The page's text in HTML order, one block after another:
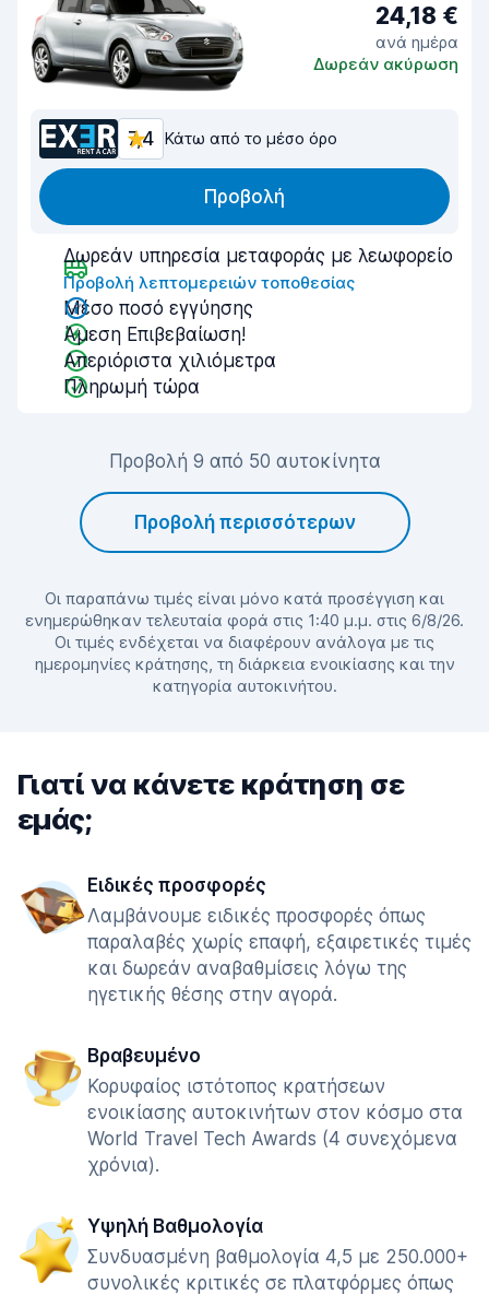
24,18 €
ανά ημέρα
Δωρεάν ακύρωση
7,4 Κάτω από το μέσο όρο
Προβολή
Δωρεάν υπηρεσία μεταφοράς με λεωφορείο
Προβολή λεπτομερειών τοποθεσίας
Μέσο ποσό εγγύησης
Άμεση Επιβεβαίωση!
Απεριόριστα χιλιόμετρα
Πληρωμή τώρα
Προβολή 9 από 50 αυτοκίνητα
Προβολή περισσότερων
Οι παραπάνω τιμές είναι μόνο κατά προσέγγιση και
ενημερώθηκαν τελευταία φορά στις 1:40 μ.μ. στις 6/8/26.
Οι τιμές ενδέχεται να διαφέρουν ανάλογα με τις
ημερομηνίες κράτησης, τη διάρκεια ενοικίασης και την
κατηγορία αυτοκινήτου.
Γιατί να κάνετε κράτηση σε
εμάς;
Ειδικές προσφορές
Λαμβάνουμε ειδικές προσφορές όπως
παραλαβές χωρίς επαφή, εξαιρετικές τιμές
και δωρεάν αναβαθμίσεις λόγω της
ηγετικής θέσης στην αγορά.
Βραβευμένο
Κορυφαίος ιστότοπος κρατήσεων
ενοικίασης αυτοκινήτων στον κόσμο στα
World Travel Tech Awards (4 συνεχόμενα
χρόνια).
Υψηλή Βαθμολογία
Συνδυασμένη βαθμολογία 4,5 με 250.000+
συνολικές κριτικές σε πλατφόρμες όπως